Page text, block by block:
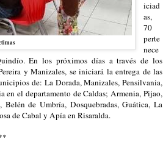
iciad
as,
70
perte
nece
En los próximos días a través de los
y Manizales, se iniciará la entrega de las
de: La Dorada, Manizales, Pensilvania,
en el departamento de Caldas; Armenia, Pijao,
de Umbría, Dosquebradas, Guática, La
de Cabal y Apía en Risaralda.